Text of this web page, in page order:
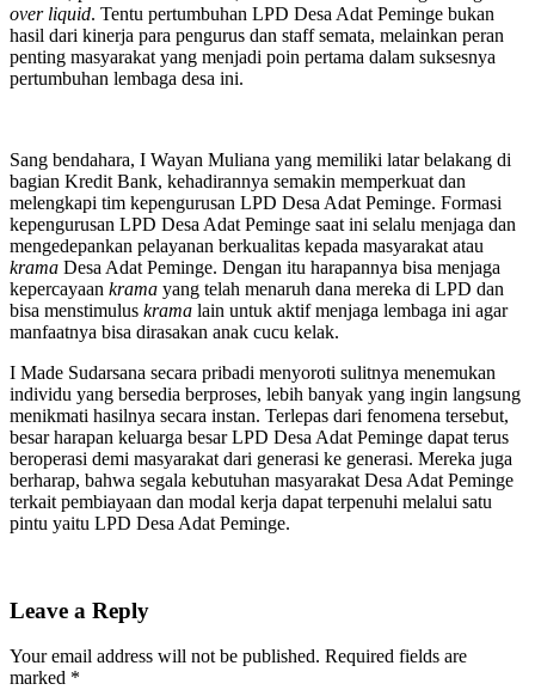
over liquid. Tentu pertumbuhan LPD Desa Adat Peminge bukan
hasil dari kinerja para pengurus dan staff semata, melainkan peran
penting masyarakat yang menjadi poin pertama dalam suksesnya
pertumbuhan lembaga desa ini.
Sang bendahara, I Wayan Muliana yang memiliki latar belakang di
bagian Kredit Bank, kehadirannya semakin memperkuat dan
melengkapi tim kepengurusan LPD Desa Adat Peminge. Formasi
kepengurusan LPD Desa Adat Peminge saat ini selalu menjaga dan
mengedepankan pelayanan berkualitas kepada masyarakat atau
krama Desa Adat Peminge. Dengan itu harapannya bisa menjaga
kepercayaan krama yang telah menaruh dana mereka di LPD dan
bisa menstimulus krama lain untuk aktif menjaga lembaga ini agar
manfaatnya bisa dirasakan anak cucu kelak.
I Made Sudarsana secara pribadi menyoroti sulitnya menemukan
individu yang bersedia berproses, lebih banyak yang ingin langsung
menikmati hasilnya secara instan. Terlepas dari fenomena tersebut,
besar harapan keluarga besar LPD Desa Adat Peminge dapat terus
beroperasi demi masyarakat dari generasi ke generasi. Mereka juga
berharap, bahwa segala kebutuhan masyarakat Desa Adat Peminge
terkait pembiayaan dan modal kerja dapat terpenuhi melalui satu
pintu yaitu LPD Desa Adat Peminge.
Leave a Reply
Your email address will not be published. Required fields are
marked *